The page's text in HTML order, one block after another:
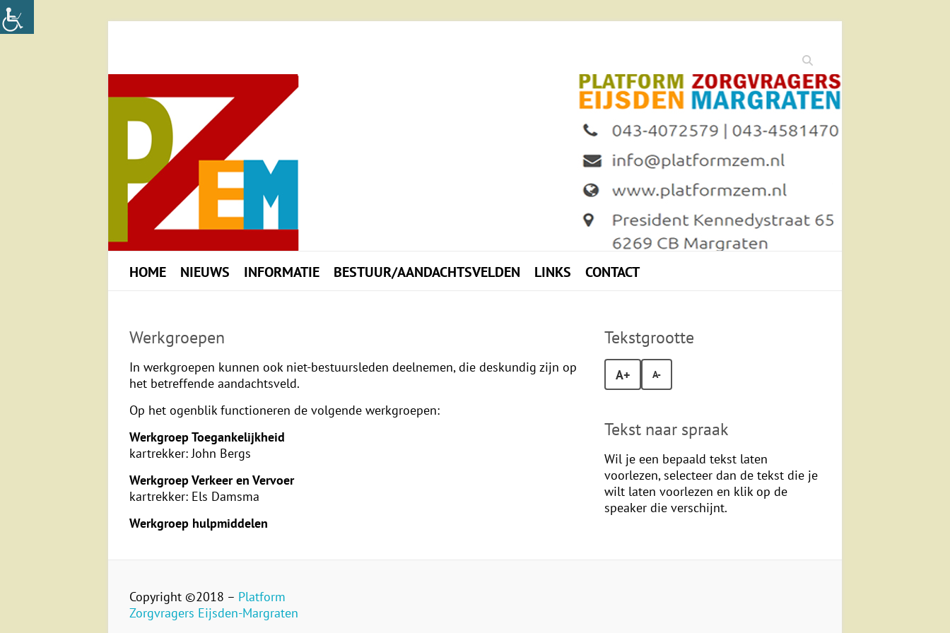
Zoeken
HOME NIEUWS INFORMATIE BESTUUR/AANDACHTSVELDEN LINKS CONTACT
Werkgroepen
In werkgroepen kunnen ook niet-bestuursleden deelnemen, die deskundig zijn op
het betreffende aandachtsveld.
Op het ogenblik functioneren de volgende werkgroepen:
Werkgroep Toegankelijkheid
kartrekker: John Bergs
Werkgroep Verkeer en Vervoer
kartrekker: Els Damsma
Werkgroep hulpmiddelen
Tekstgrootte
A+ A-
Tekst naar spraak
Wil je een bepaald tekst laten
voorlezen, selecteer dan de tekst die je
wilt laten voorlezen en klik op de
speaker die verschijnt.
Copyright ©2018 – Platform
Zorgvragers Eijsden-Margraten